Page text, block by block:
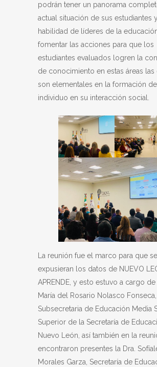
podrán tener un panorama
actual situación de sus estudiantes
habilidad de líderes de la
fomentar las acciones para que los
estudiantes evaluados logren la
de conocimiento en estas áreas las
son elementales en la formación
individuo en su interacción social.
La reunión fue el marco para que se
expusieran los datos de NUEVO
APRENDE, y esto estuvo a cargo de
María del Rosario Nolasco Fonseca,
Subsecretaria de Educación Media
Superior de la Secretaría de
Nuevo León, así también en la
encontraron presentes la Dra.
Morales Garza, Secretaría de